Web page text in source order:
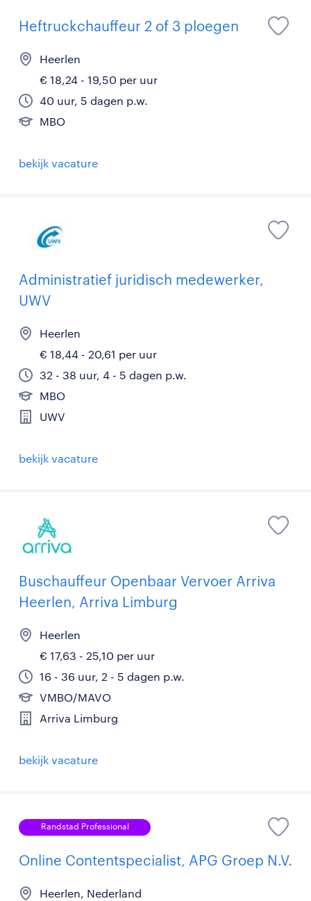
Heftruckchauffeur 2 of 3 ploegen
Heerlen
€ 18,24 - 19,50 per uur
40 uur, 5 dagen p.w.
MBO
bekijk vacature
Administratief juridisch medewerker,
UWV
Heerlen
€ 18,44 - 20,61 per uur
32 - 38 uur, 4 - 5 dagen p.w.
MBO
UWV
bekijk vacature
Buschauffeur Openbaar Vervoer Arriva
Heerlen, Arriva Limburg
Heerlen
€ 17,63 - 25,10 per uur
16 - 36 uur, 2 - 5 dagen p.w.
VMBO/MAVO
Arriva Limburg
bekijk vacature
Randstad Professional
Online Contentspecialist, APG Groep N.V.
Heerlen, Nederland